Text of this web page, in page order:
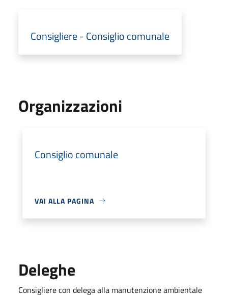
Consigliere - Consiglio comunale
Organizzazioni
Consiglio comunale
VAI ALLA PAGINA
Deleghe
Consigliere con delega alla manutenzione ambientale